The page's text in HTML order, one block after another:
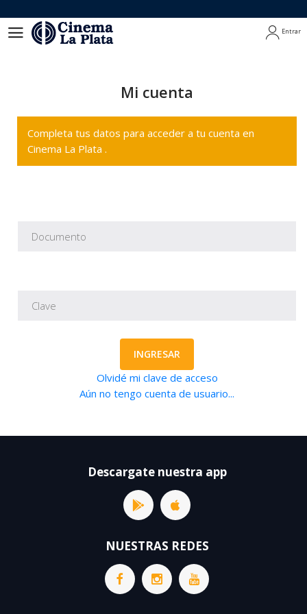
Entrar
Mi cuenta
Completa tus datos para acceder a tu cuenta en
Cinema La Plata .
INGRESAR
Olvidé mi clave de acceso
Aún no tengo cuenta de usuario...
Descargate nuestra app
NUESTRAS REDES